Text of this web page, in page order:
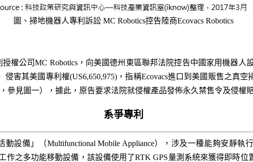
圖、掃地機器人專利訴訟 MC Robotics控告陸商Ecovacs Robotics
權公司MC Robotics，向美國德州東區聯邦法院控告中國家用機器人
侵害其美國專利權(US6,650,975)，指稱Ecovacs進口到美國販售之真
參見圖一），據此，原告要求法院就侵權產品發佈永久禁售令及侵權
系爭專利
動設備」（Multifunctional Mobile Appliance），涉及一種能夠安靜執
作之多功能移動設備，該設備使用了RTK GPS量測系統來獲得即時位